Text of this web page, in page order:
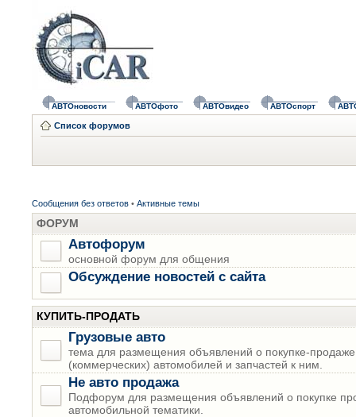
АВТОновости АВТОфото АВТОвидео АВТОспорт
Список форумов
Сообщения без ответов • Активные темы
ФОРУМ
Автофорум
основной форум для общения
Обсуждение новостей с сайта
КУПИТЬ-ПРОДАТЬ
Грузовые авто
тема для размещения объявлений о покупке-продаже
(коммерческих) автомобилей и запчастей к ним.
Не авто продажа
Подфорум для размещения объявлений о покупке
автомобильной тематики.